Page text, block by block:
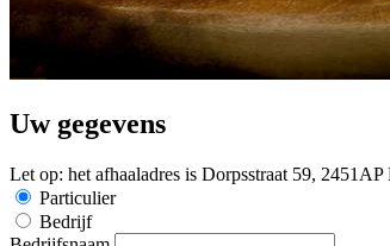
Uw gegevens
Let op: het afhaaladres is Dorpsstraat 59, 2451AP
Particulier
Bedrijf